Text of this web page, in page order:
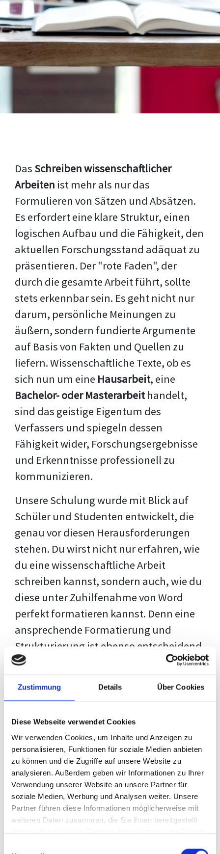
Zustimmung Details Über Cookies
Diese Webseite verwendet Cookies
Wir verwenden Cookies, um Inhalte und Anzeigen zu
personalisieren, Funktionen für soziale Medien anbieten
zu können und die Zugriffe auf unsere Website zu
analysieren. Außerdem geben wir Informationen zu Ihrer
Verwendung unserer Website an unsere Partner für
soziale Medien, Werbung und Analysen weiter. Unsere
Partner führen diese Informationen möglicherweise mit
weiteren Daten zusammen, die Sie ihnen bereitgestellt
haben oder die sie im Rahmen Ihrer Nutzung der Dienste
Das Schreiben wissenschaftlicher
Arbeiten ist mehr als nur das
Formulieren von Sätzen und Absätzen.
Es erfordert eine klare Struktur, einen
logischen Aufbau und die Fähigkeit, den
aktuellen Forschungsstand adäquat zu
präsentieren. Der "rote Faden", der
durch die gesamte Arbeit führt, sollte
stets erkennbar sein. Es geht nicht nur
darum, persönliche Meinungen zu
äußern, sondern fundierte Argumente
auf Basis von Fakten und Quellen zu
liefern. Wissenschaftliche Texte, ob es
sich nun um eine Hausarbeit, eine
Bachelor- oder Masterarbeithandelt,
sind das geistige Eigentum des
Verfassers und spiegeln dessen
Fähigkeit wider, Forschungsergebnisse
und Erkenntnisse professionell zu
kommunizieren.
Unsere Schulung wurde mit Blick auf
Schüler und Studenten entwickelt, die
genau vor diesen Herausforderungen
stehen. Du wirst nicht nur erfahren, wie
du eine wissenschaftliche Arbeit
schreiben kannst, sondern auch, wie du
diese unter Zuhilfenahme von Word
perfekt formatieren kannst. Denn eine
ansprechende Formatierung und
Strukturierung ist ebenso entscheidend
wie der Inhalt selbst. Jeder Prüfer hat
eigene Erwartungen, und unsere
Schulung ist so konzipiert, dass sie dir
deiner individuellen Vorlage zeigt,
anstatt eine Einheitslösung zu bieten.
Der Prozess des wissenschaftlichen
Schreibens kann ohne das richtige
Wissen eine große Herausforderung
darstellen. Jedoch, ausgestattet mit
denTechniken und Strategiendieses
Kurses, wird die Formatierung deiner